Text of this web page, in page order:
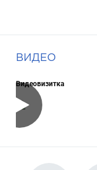
ВИДЕО
Видеовизитка